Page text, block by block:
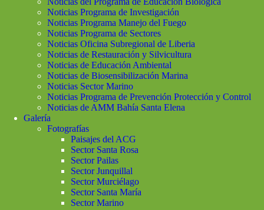
Noticias Programa de Investigación
Noticias Programa Manejo del Fuego
Noticias Programa de Sectores
Noticias Oficina Subregional de Liberia
Noticias de Restauración y Silvicultura
Noticias de Educación Ambiental
Noticias de Biosensibilización Marina
Noticias Sector Marino
Noticias Programa de Prevención Protección y Control
Noticias de AMM Bahía Santa Elena
Galería
Fotografías
Paisajes del ACG
Sector Santa Rosa
Sector Pailas
Sector Junquillal
Sector Murciélago
Sector Santa María
Sector Marino